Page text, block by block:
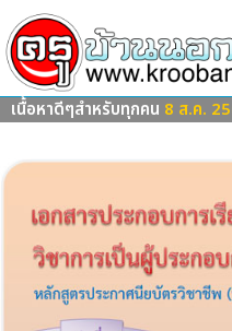
เนื้อหาดีๆสำหรับทุกคน 8 ส.ค.